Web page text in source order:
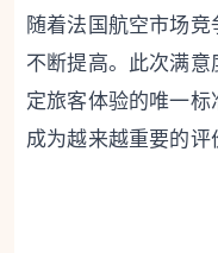
随着法国航空市场
不断提高。此次满
定旅客体验的唯一
成为越来越重要的评